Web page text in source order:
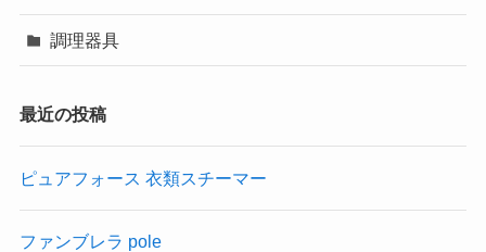
調理器具
最近の投稿
ピュアフォース 衣類スチーマー
ファンブレラ pole